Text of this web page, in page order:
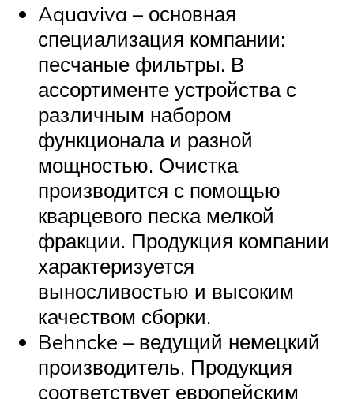
Aquaviva – основная
специализация компании:
песчаные фильтры. В
ассортименте устройства с
различным набором
функционала и разной
мощностью. Очистка
производится с помощью
кварцевого песка мелкой
фракции. Продукция компании
характеризуется
выносливостью и высоким
качеством сборки.
Behncke – ведущий немецкий
производитель. Продукция
соответствует европейским